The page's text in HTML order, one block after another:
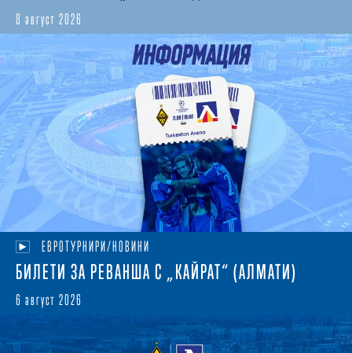
8 август 2026
ЕВРОТУРНИРИ/НОВИНИ
БИЛЕТИ ЗА РЕВАНША С „КАЙРАТ“ (АЛМАТИ)
6 август 2026